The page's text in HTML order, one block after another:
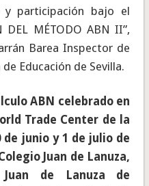
y participación bajo el
DEL MÉTODO ABN II”,
Barea Inspector de
Educación de Sevilla.
ABN celebrado en
Trade Center de la
de junio y 1 de julio de
Juan de Lanuza,
de Lanuza de